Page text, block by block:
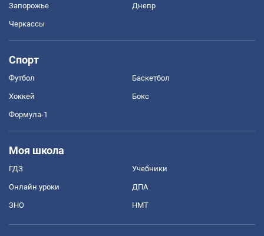
Запорожье Днепр
Черкассы
Спорт
Футбол Баскетбол
Хоккей Бокс
Формула-1
Моя школа
ГДЗ Учебники
Онлайн уроки ДПА
ЗНО НМТ